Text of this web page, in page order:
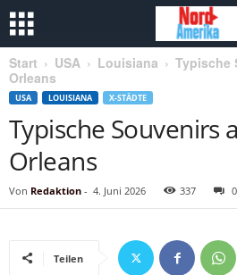
Start USA Louisiana
Typische
Orleans
USA LOUISIANA X-STÄDTE
Typische Souvenirs
Orleans
Von Redaktion - 4. Juni 2026 337 0
Teilen